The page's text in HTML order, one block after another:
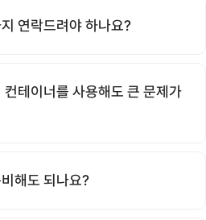
연락드려야 하나요?
테이너를 사용해도 큰 문제가
해도 되나요?